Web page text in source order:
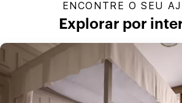
ENCONTRE O SEU
Explorar por